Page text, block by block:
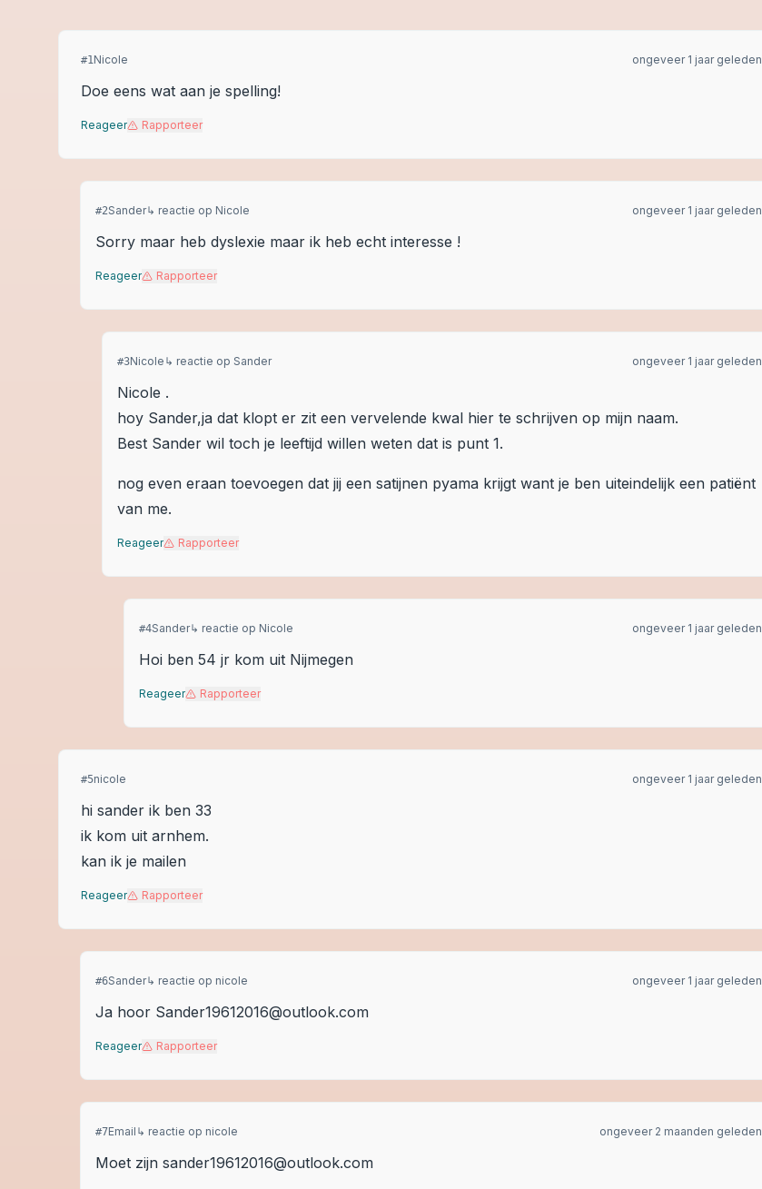
#1Nicole ongeveer 1 jaar geleden
Doe eens wat aan je spelling!
Reageer Rapporteer
#2Sander↳ reactie op Nicole ongeveer 1 jaar geleden
Sorry maar heb dyslexie maar ik heb echt interesse !
Reageer Rapporteer
#3Nicole ↳ reactie op Sander ongeveer 1 jaar geleden
Nicole .
hoy Sander,ja dat klopt er zit een vervelende kwal hier te schrijven op mijn naam.
Best Sander wil toch je leeftijd willen weten dat is punt 1.
nog even eraan toevoegen dat jij een satijnen pyama krijgt want je ben uiteindelijk een patiënt
van me.
Reageer Rapporteer
#4Sander↳ reactie op Nicole ongeveer 1 jaar geleden
Hoi ben 54 jr kom uit Nijmegen
Reageer Rapporteer
#5nicole ongeveer 1 jaar geleden
hi sander ik ben 33
ik kom uit arnhem.
kan ik je mailen
Reageer Rapporteer
#6Sander↳ reactie op nicole ongeveer 1 jaar geleden
Ja hoor Sander19612016@outlook.com
Reageer Rapporteer
#7Email ↳ reactie op nicole ongeveer 2 maanden geleden
Moet zijn sander19612016@outlook.com